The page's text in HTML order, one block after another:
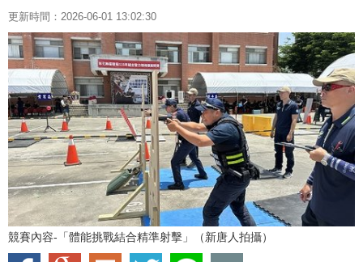
更新時間：2026-06-01 13:02:30
競賽內容-「體能挑戰結合精準射擊」（新唐人拍攝）